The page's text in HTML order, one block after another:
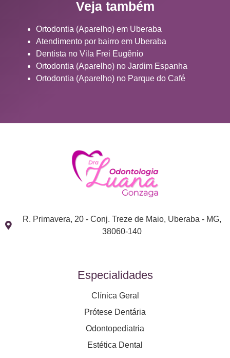
Veja também
Ortodontia (Aparelho) em Uberaba
Atendimento por bairro em Uberaba
Dentista no Vila Frei Eugênio
Ortodontia (Aparelho) no Jardim Espanha
Ortodontia (Aparelho) no Parque do Café
R. Primavera, 20 - Conj. Treze de Maio, Uberaba - MG,
38060-140
Especialidades
Clínica Geral
Prótese Dentária
Odontopediatria
Estética Dental